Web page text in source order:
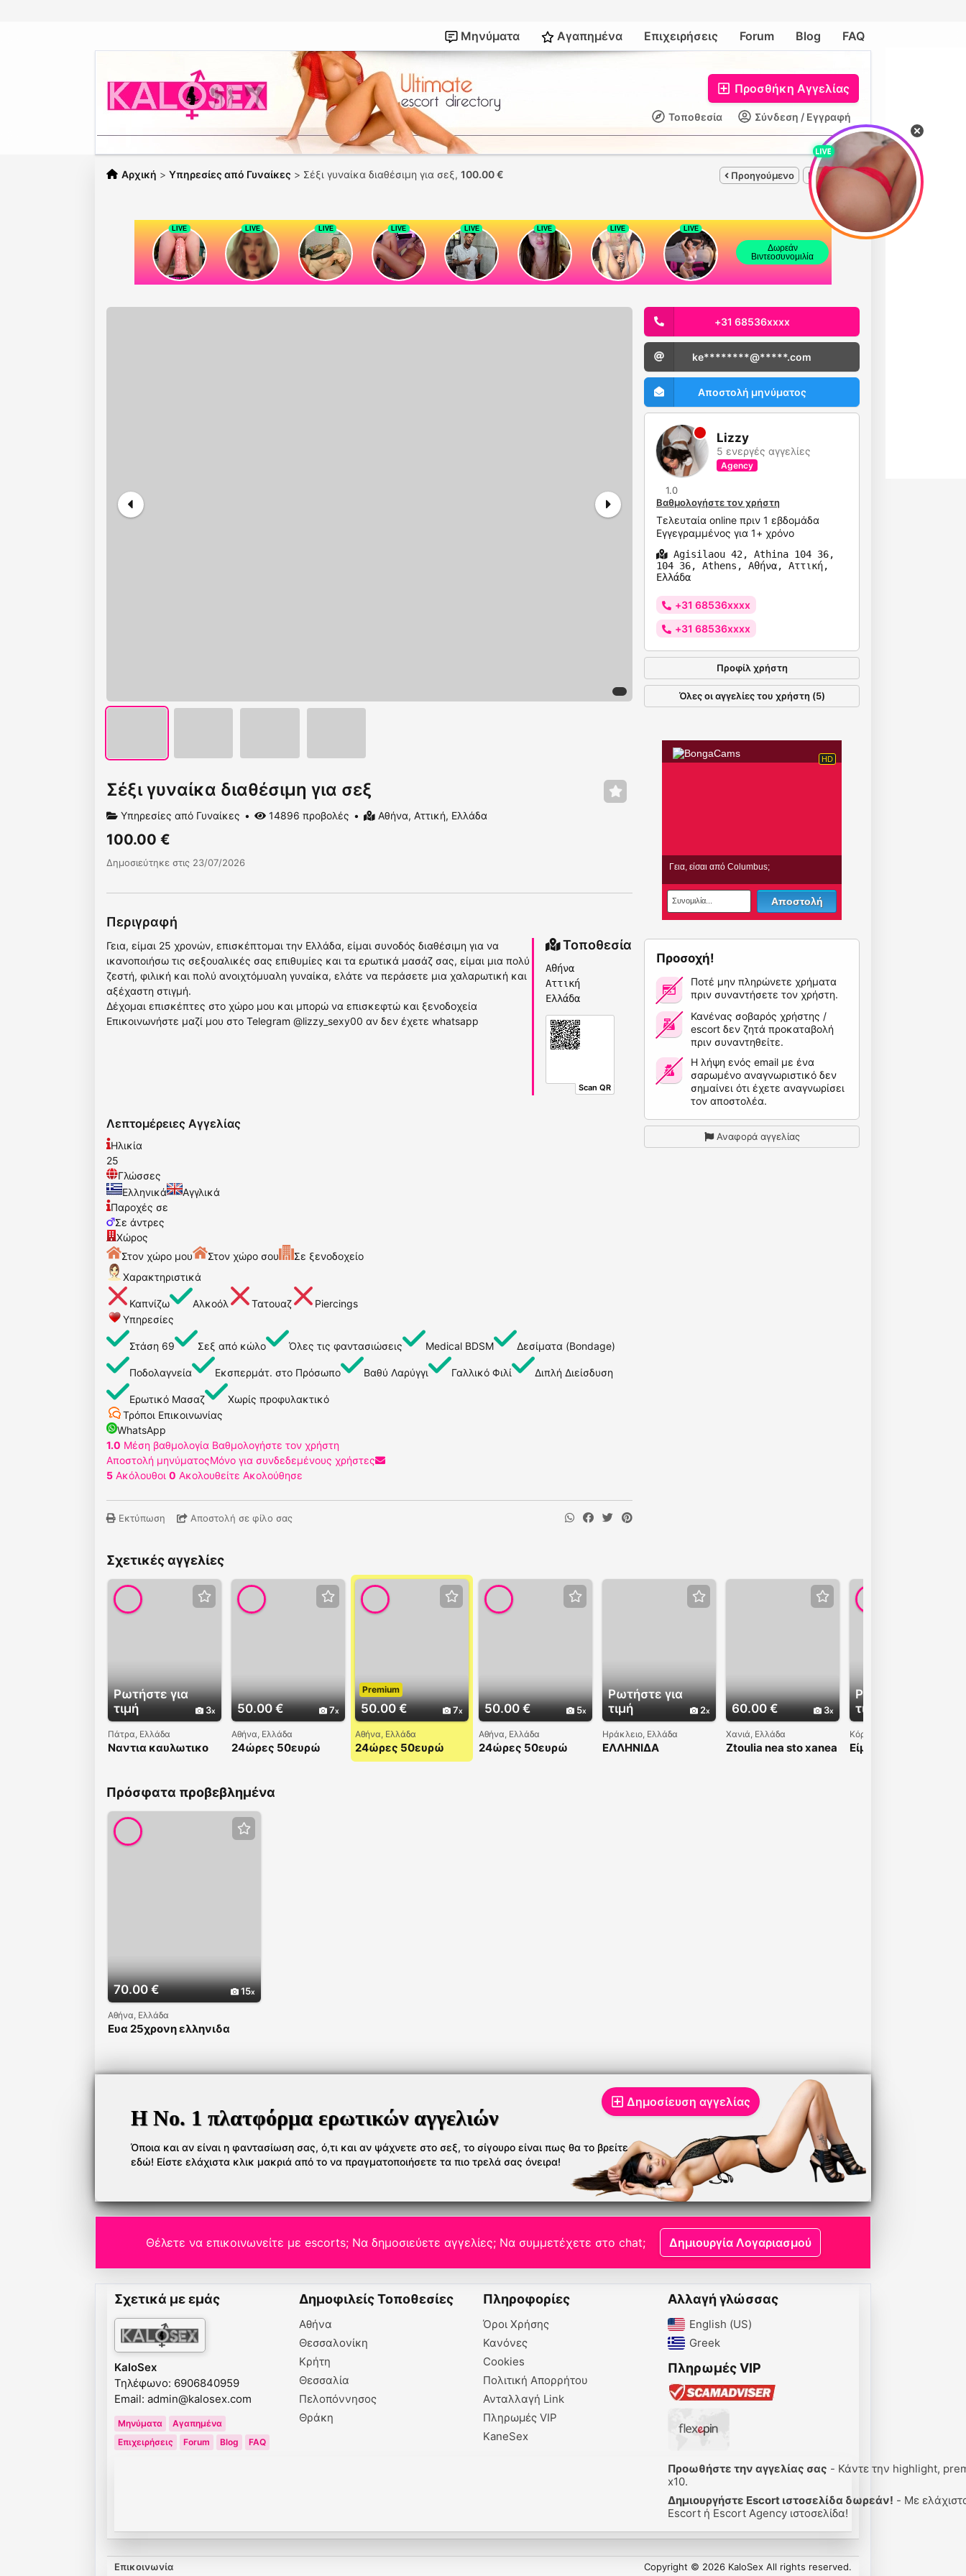
Μηνύματα Αγαπημένα Επιχειρήσεις Forum Blog FAQ
Προσθήκη Αγγελίας
Σύνδεση / Εγγραφή
Τοποθεσία
Αρχική > Υπηρεσίες από Γυναίκες > Σέξι γυναίκα διαθέσιμη για σεξ, 100.00 € Προηγούμενο Επόμενο
Σέξι γυναίκα διαθέσιμη για σεξ
Υπηρεσίες από Γυναίκες 14896 προβολές Αθήνα, Αττική, Ελλάδα
100.00 €
Δημοσιεύτηκε στις 23/07/2026
Περιγραφή
Τοποθεσία
Αθήνα
Αττική
Ελλάδα
Scan QR
Γεια, είμαι 25 χρονών, επισκέπτομαι την Ελλάδα, είμαι συνοδός διαθέσιμη για να
ικανοποιήσω τις σεξουαλικές σας επιθυμίες και τα ερωτικά μασάζ σας, είμαι μια πολύ
ζεστή, φιλική και πολύ ανοιχτόμυαλη γυναίκα, ελάτε να περάσετε μια χαλαρωτική και
αξέχαστη στιγμή.
Δέχομαι επισκέπτες στο χώρο μου και μπορώ να επισκεφτώ και ξενοδοχεία
Επικοινωνήστε μαζί μου στο Telegram @lizzy_sexy00 αν δεν έχετε whatsapp
Λεπτομέρειες Αγγελίας
Ηλικία
25
Γλώσσες
Ελληνικά
Αγγλικά
Παροχές σε
Σε άντρες
Χώρος
Στον χώρο μου
Στον χώρο σου
Σε ξενοδοχείο
Χαρακτηριστικά
Καπνίζω Αλκοόλ Τατουαζ
Piercings
Υπηρεσίες
Στάση 69 Σεξ από κώλο Όλες τις φαντασιώσεις Medical BDSM Δεσίματα (Bondage)
Ποδολαγνεία Εκσπερμάτ. στο Πρόσωπο Βαθύ Λαρύγγι Γαλλικό Φιλί Διπλή Διείσδυση
Ερωτικό Μασαζ
Χωρίς προφυλακτικό
Τρόποι Επικοινωνίας
WhatsApp
1.0 Μέση βαθμολογία Βαθμολογήστε τον χρήστη
Αποστολή μηνύματοςΜόνο για συνδεδεμένους χρήστες
5 Ακόλουθοι 0 Ακολουθείτε Ακολούθησε
Εκτύπωση Αποστολή σε φίλο σας
+31 68536xxxx
ke********@*****.com
Αποστολή μηνύματος
Lizzy
5 ενεργές αγγελίες
Agency
1.0
Βαθμολογήστε τον χρήστη
Τελευταία online πριν 1 εβδομάδα
Εγγεγραμμένος για 1+ χρόνο
Agisilaou 42, Athina 104 36,
104 36, Athens, Αθήνα, Αττική,
Ελλάδα
+31 68536xxxx
+31 68536xxxx
Προφίλ χρήστη
Όλες οι αγγελίες του χρήστη (5)
Προσοχή!
Ποτέ μην πληρώνετε χρήματα
πριν συναντήσετε τον χρήστη.
Κανένας σοβαρός χρήστης /
escort δεν ζητά προκαταβολή
πριν συναντηθείτε.
Η λήψη ενός email με ένα
σαρωμένο αναγνωριστικό δεν
σημαίνει ότι έχετε αναγνωρίσει
τον αποστολέα.
Αναφορά αγγελίας
Σχετικές αγγελίες
Ρωτήστε για
τιμή
3
Πάτρα, Ελλάδα
Ναντια καυλωτικο
50.00 € 7
Αθήνα, Ελλάδα
24ώρες 50ευρώ
περιμένω στο σπίτι
50.00 € 7
Premium
Αθήνα, Ελλάδα
24ώρες 50ευρώ
6993261182
50.00 € 5
Αθήνα, Ελλάδα
24ώρες 50ευρώ
Ρωτήστε για
τιμή
2
Ηράκλειο, Ελλάδα
ΕΛΛΗΝΙΔΑ
60.00 € 3
Χανιά, Ελλάδα
Ztoulia nea sto xanea
Ρωτήστε για
τιμή
Κόρινθος, Ελλάδα
Είμαι διαθέσιμος για
Πρόσφατα προβεβλημένα
70.00 € 15
Αθήνα, Ελλάδα
Ευα 25χρονη ελληνιδα
Η Νο. 1 πλατφόρμα ερωτικών αγγελιών
Όποια και αν είναι η φαντασίωση σας, ό,τι και αν ψάχνετε στο σεξ, το σίγουρο είναι πως θα το βρείτε
εδώ! Είστε ελάχιστα κλικ μακριά από το να πραγματοποιήσετε τα πιο τρελά σας όνειρα!
Δημοσίευση αγγελίας
Θέλετε να επικοινωνείτε με escorts; Να δημοσιεύετε αγγελίες; Να συμμετέχετε στο chat; Δημιουργία Λογαριασμού
Σχετικά με εμάς
KaloSex
Τηλέφωνο: 6906840959
Email: admin@kalosex.com
Μηνύματα
Αγαπημένα
Επιχειρήσεις
Forum Blog FAQ
Δημοφιλείς Τοποθεσίες
Αθήνα
Θεσσαλονίκη
Κρήτη
Θεσσαλία
Πελοπόννησος
Θράκη
Πληροφορίες
Όροι Χρήσης
Κανόνες
Cookies
Πολιτική Απορρήτου
Ανταλλαγή Link
Πληρωμές VIP
KaneSex
Αλλαγή γλώσσας
English (US)‎
Greek‎
Πληρωμές VIP
Προωθήστε την αγγελίας σας - Κάντε την highlight, premium
Δημιουργήστε Escort ιστοσελίδα δωρεάν! - Με ελάχιστα
Escort ή Escort Agency ιστοσελίδα!
Επικοινωνία Copyright © 2026 KaloSex All rights reserved.